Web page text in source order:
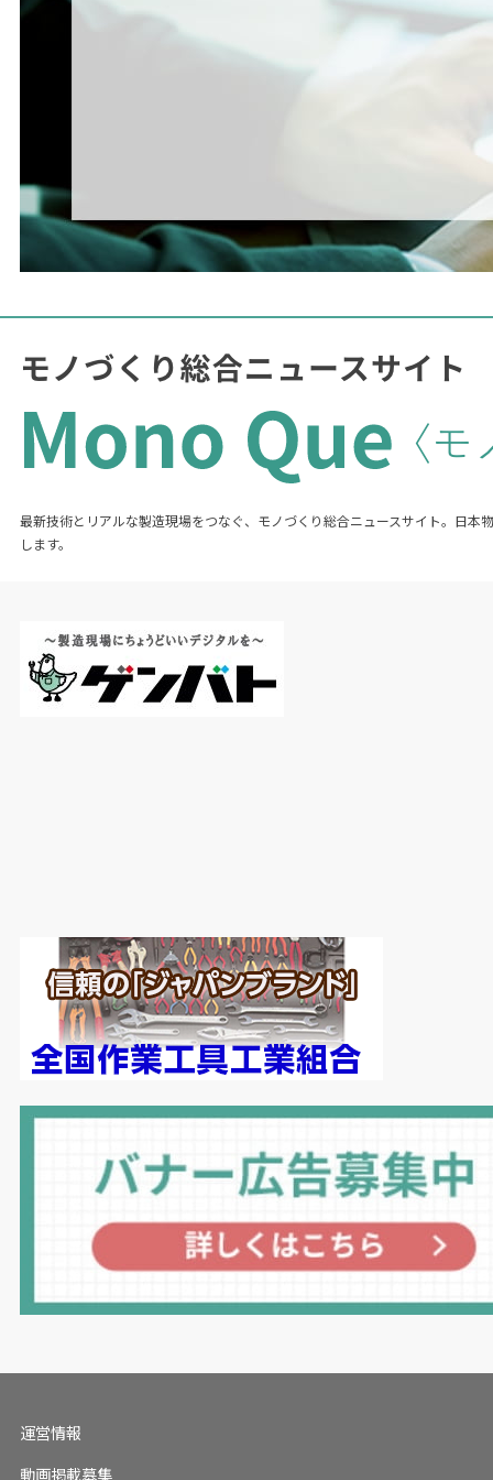
最新技術とリアルな製造現場をつなぐ、モノづくり総合ニュースサイト。日本
します。
運営情報
動画掲載募集